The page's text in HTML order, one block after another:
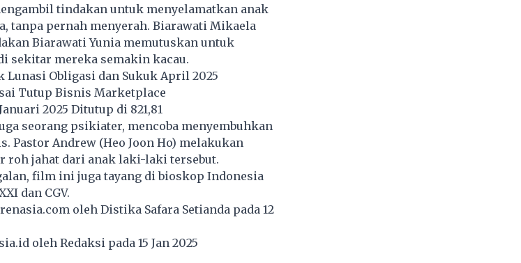
tindakan untuk menyelamatkan anak
tanpa pernah menyerah. Biarawati Mikaela
Biarawati Yunia memutuskan untuk
sekitar mereka semakin kacau.
Lunasi Obligasi dan Sukuk April 2025
Tutup Bisnis Marketplace
2025 Ditutup di 821,81
seorang psikiater, mencoba menyembuhkan
Pastor Andrew (Heo Joon Ho) melakukan
roh jahat dari anak laki-laki tersebut.
film ini juga tayang di bioskop Indonesia
dan CGV.
oleh Distika Safara Setianda pada 12
oleh Redaksi pada 15 Jan 2025